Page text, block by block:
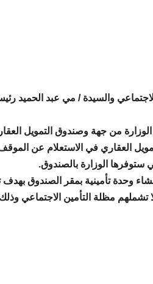
والسيدة / مي عبد الحميد
الوزارة من جهة وصندوق التمويل
العقاري في الاستعلام عن
ستوفرها الوزارة بالصندوق.
وحدة تأمينية بمقر الصندوق بهدف
مظلة التأمين الاجتماعي